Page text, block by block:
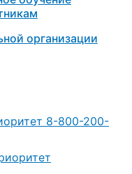
организации
8-800-200-